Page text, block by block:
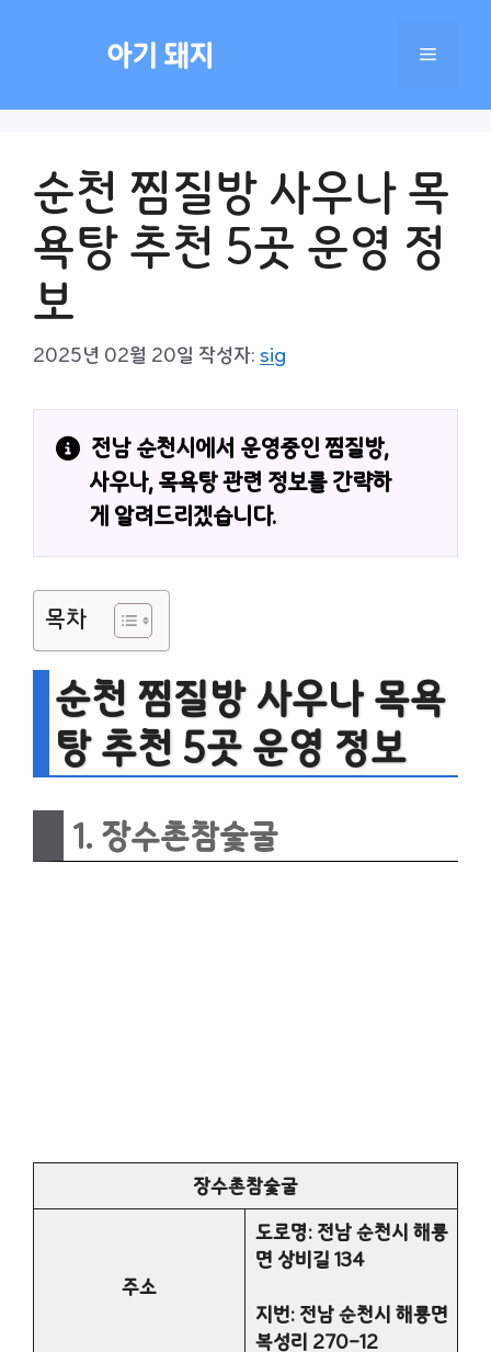
아기 돼지 메
순천 찜질방 사우나 목
욕탕 추천 5곳 운영 정
보
2025년 02월 20일 작성자: sig
전남 순천시에서 운영중인 찜질방,
사우나, 목욕탕 관련 정보를 간략하
게 알려드리겠습니다.
목차
순천 찜질방 사우나 목욕
탕 추천 5곳 운영 정보
1. 장수촌참숯굴
장수촌참숯굴
주소
도로명: 전남 순천시 해룡
면 상비길 134
지번: 전남 순천시 해룡면
복성리 270-12